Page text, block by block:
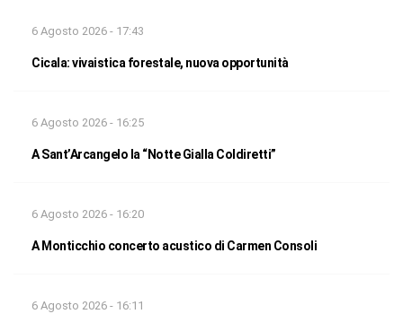
6 Agosto 2026 - 17:43
Cicala: vivaistica forestale, nuova opportunità
6 Agosto 2026 - 16:25
A Sant’Arcangelo la “Notte Gialla Coldiretti”
6 Agosto 2026 - 16:20
A Monticchio concerto acustico di Carmen Consoli
6 Agosto 2026 - 16:11